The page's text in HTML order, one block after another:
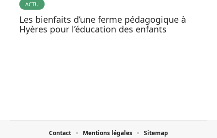
ACTU
Les bienfaits d’une ferme pédagogique à
Hyères pour l’éducation des enfants
Contact Mentions légales Sitemap